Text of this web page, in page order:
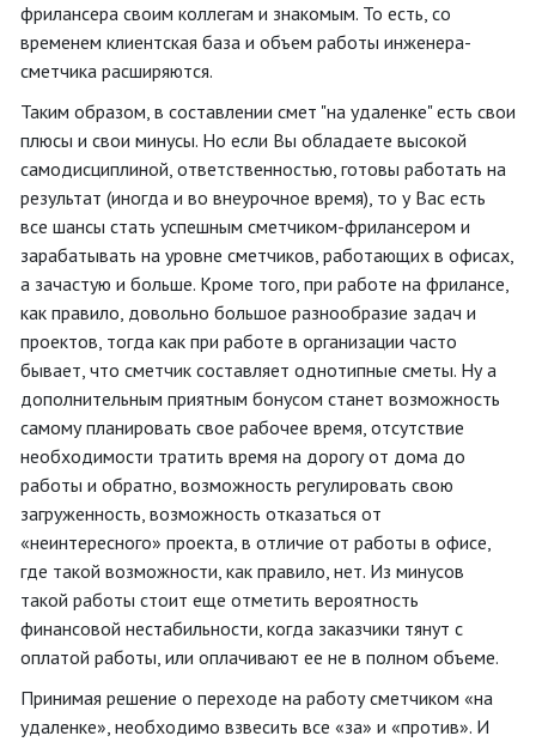
фрилансера своим коллегам и знакомым. То есть, со
временем клиентская база и объем работы инженера-
сметчика расширяются.
Таким образом, в составлении смет "на удаленке" есть свои
плюсы и свои минусы. Но если Вы обладаете высокой
самодисциплиной, ответственностью, готовы работать на
результат (иногда и во внеурочное время), то у Вас есть
все шансы стать успешным сметчиком-фрилансером и
зарабатывать на уровне сметчиков, работающих в офисах,
а зачастую и больше. Кроме того, при работе на фрилансе,
как правило, довольно большое разнообразие задач и
проектов, тогда как при работе в организации часто
бывает, что сметчик составляет однотипные сметы. Ну а
дополнительным приятным бонусом станет возможность
самому планировать свое рабочее время, отсутствие
необходимости тратить время на дорогу от дома до
работы и обратно, возможность регулировать свою
загруженность, возможность отказаться от
«неинтересного» проекта, в отличие от работы в офисе,
где такой возможности, как правило, нет. Из минусов
такой работы стоит еще отметить вероятность
финансовой нестабильности, когда заказчики тянут с
оплатой работы, или оплачивают ее не в полном объеме.
Принимая решение о переходе на работу сметчиком «на
удаленке», необходимо взвесить все «за» и «против». И